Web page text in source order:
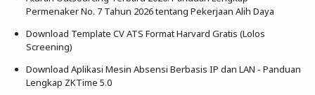
Permenaker No. 7 Tahun 2026 tentang Pekerjaan Alih Daya
Download Template CV ATS Format Harvard Gratis (Lolos
Screening)
Download Aplikasi Mesin Absensi Berbasis IP dan LAN - Panduan
Lengkap ZKTime 5.0